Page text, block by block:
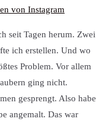
von Instagram
seit Tagen herum. Zwei
ich erstellen. Und wo
Problem. Vor allem
ging nicht.
gesprengt. Also habe
angemalt. Das war